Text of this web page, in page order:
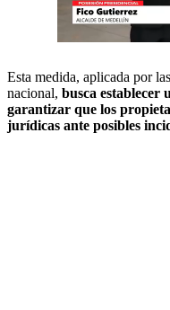
Esta medida, aplicada por
nacional, busca establecer
garantizar que los
jurídicas ante posibles